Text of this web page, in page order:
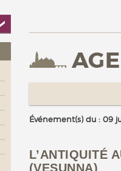
Événement(s) du : 09
L’ANTIQUITÉ
(VESUNNA)